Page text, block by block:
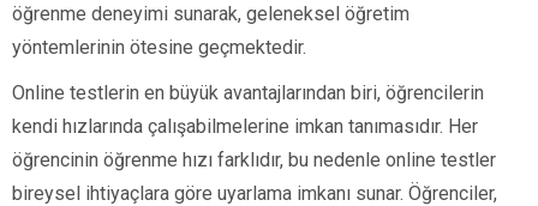
öğrenme deneyimi sunarak, geleneksel öğretim
yöntemlerinin ötesine geçmektedir.
Online testlerin en büyük avantajlarından biri, öğrencilerin
kendi hızlarında çalışabilmelerine imkan tanımasıdır. Her
öğrencinin öğrenme hızı farklıdır, bu nedenle online testler
bireysel ihtiyaçlara göre uyarlama imkanı sunar. Öğrenciler,